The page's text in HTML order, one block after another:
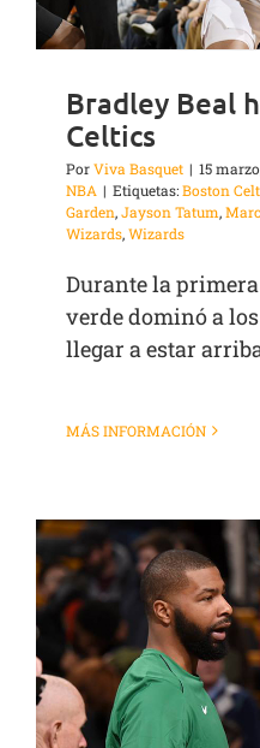
Bradley Beal
Celtics
PorViva Basquet | 15
NBA | Etiquetas:Boston
Garden,Jayson Tatum,
Wizards,Wizards
Durante la
verde dominó a
llegar a estar
MÁS INFORMACIÓN